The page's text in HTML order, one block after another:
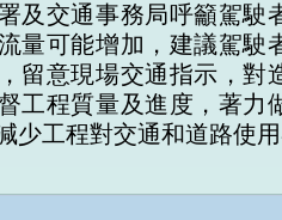
及交通事務局呼籲駕駛
量可能增加，建議駕駛
留意現場交通指示，對
工程質量及進度，著力
少工程對交通和道路使